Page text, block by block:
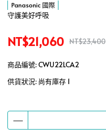
Panasonic 國際
守護美好呼吸
NT$21,060 NT$23,400
商品編號: CWU22LCA2
供貨狀況: 尚有庫存 1